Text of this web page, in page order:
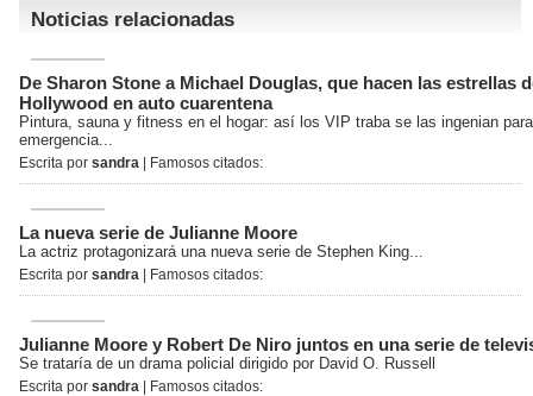
Noticias relacionadas
De Sharon Stone a Michael Douglas, que hacen las estrellas
Hollywood en auto cuarentena
Pintura, sauna y fitness en el hogar: así los VIP traba se las ingenian
emergencia...
Escrita por sandra | Famosos citados:
La nueva serie de Julianne Moore
La actriz protagonizará una nueva serie de Stephen King...
Escrita por sandra | Famosos citados:
Julianne Moore y Robert De Niro juntos en una serie de
Se trataría de un drama policial dirigido por David O. Russell
Escrita por sandra | Famosos citados: